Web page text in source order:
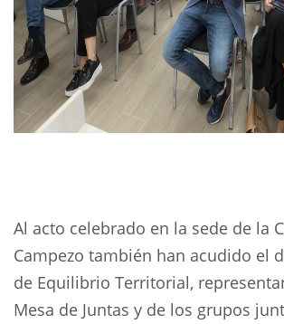
Al acto celebrado en la sede de la
Campezo también han acudido el
de Equilibrio Territorial,
Mesa de Juntas y de los grupos